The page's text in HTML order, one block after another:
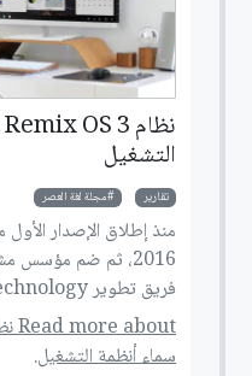
التشغيل
تقارير مجلة لغة العصر
التغييرات الكبيرة التي
أندرويد مارشملو 6.0.1 على أجهزة الكمبيوتر واللاب توب.
سماء أنظمة التشغيل.